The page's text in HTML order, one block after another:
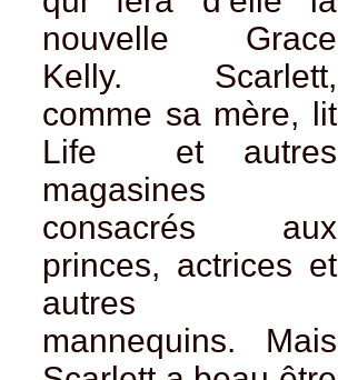
nouvelle Grace
Kelly. Scarlett,
comme sa mère, lit
Life
et autres
magasines
consacrés aux
princes, actrices et
autres
mannequins. Mais